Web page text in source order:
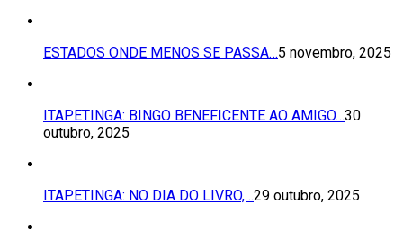
ESTADOS ONDE MENOS SE PASSA…5 novembro, 2025
ITAPETINGA: BINGO BENEFICENTE AO AMIGO…30
outubro, 2025
ITAPETINGA: NO DIA DO LIVRO,…29 outubro, 2025